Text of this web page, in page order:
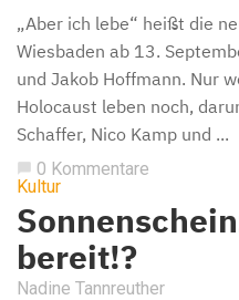
„Aber ich lebe“ heißt die
Wiesbaden ab 13.
und Jakob Hoffmann. Nur
Holocaust leben noch,
Schaffer, Nico Kamp und ...
chat_bubble 0 Kommentare
Kultur
bereit!?
Nadine Tannreuther